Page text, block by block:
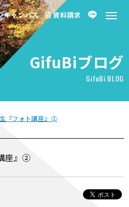
キャンパス 資料請求
GifuBiブログ
GifuBi BLOG
『フォト講座』➁
座』➁